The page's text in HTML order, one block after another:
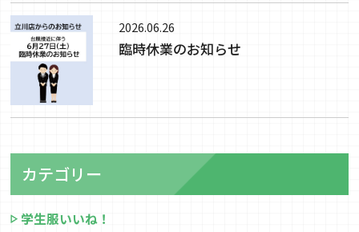
2026.06.26
臨時休業のお知らせ
カテゴリー
学生服いいね！